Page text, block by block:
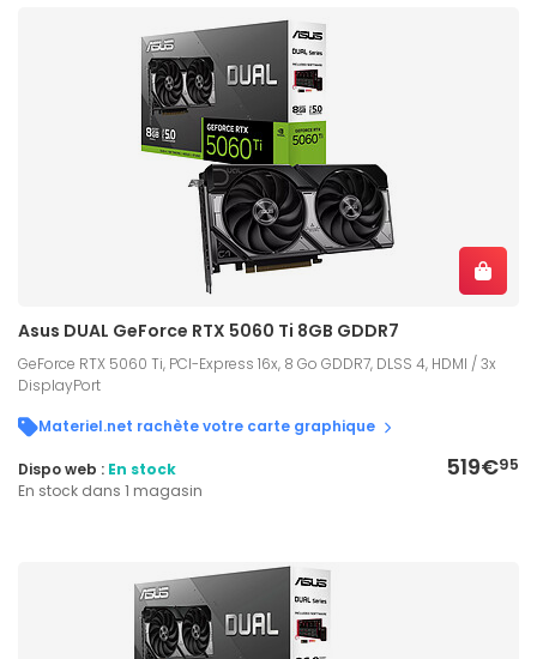
Asus DUAL GeForce RTX 5060 Ti 8GB GDDR7
GeForce RTX 5060 Ti, PCI-Express 16x, 8 Go GDDR7, DLSS 4, HDMI / 3x
DisplayPort
Materiel.net rachète votre carte graphique
519€95
Dispo web : En stock
En stock dans 1 magasin